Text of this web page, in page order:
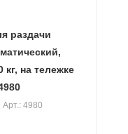
раздачи
кг, на тележке
Арт.: 4980